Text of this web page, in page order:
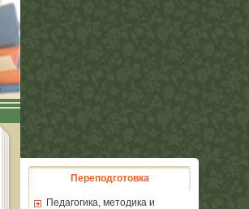
Переподготовка
Педагогика, методика и